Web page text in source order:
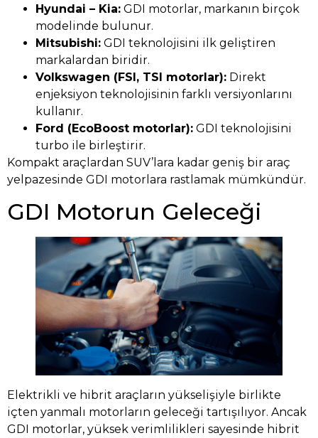
Hyundai – Kia: GDI motorlar, markanın birçok
modelinde bulunur.
Mitsubishi: GDI teknolojisini ilk geliştiren
markalardan biridir.
Volkswagen (FSI, TSI motorlar): Direkt
enjeksiyon teknolojisinin farklı versiyonlarını
kullanır.
Ford (EcoBoost motorlar): GDI teknolojisini
turbo ile birleştirir.
Kompakt araçlardan SUV’lara kadar geniş bir araç
yelpazesinde GDI motorlara rastlamak mümkündür.
GDI Motorun Geleceği
Elektrikli ve hibrit araçların yükselişiyle birlikte
içten yanmalı motorların geleceği tartışılıyor. Ancak
GDI motorlar, yüksek verimlilikleri sayesinde hibrit